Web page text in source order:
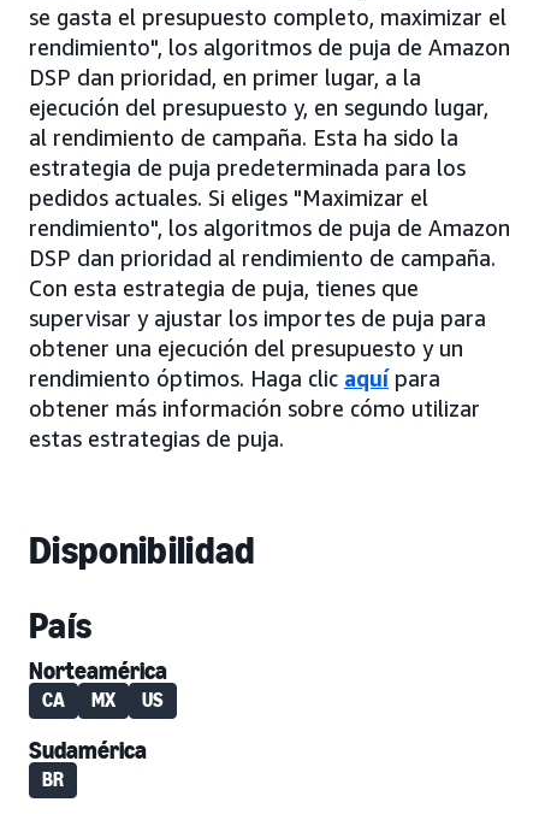
se gasta el presupuesto completo, maximizar el
rendimiento", los algoritmos de puja de Amazon
DSP dan prioridad, en primer lugar, a la
ejecución del presupuesto y, en segundo lugar,
al rendimiento de campaña. Esta ha sido la
estrategia de puja predeterminada para los
pedidos actuales. Si eliges "Maximizar el
rendimiento", los algoritmos de puja de Amazon
DSP dan prioridad al rendimiento de campaña.
Con esta estrategia de puja, tienes que
supervisar y ajustar los importes de puja para
obtener una ejecución del presupuesto y un
rendimiento óptimos. Haga clic aquípara
obtener más información sobre cómo utilizar
estas estrategias de puja.
Disponibilidad
País
Norteamérica
CA MX US
Sudamérica
BR